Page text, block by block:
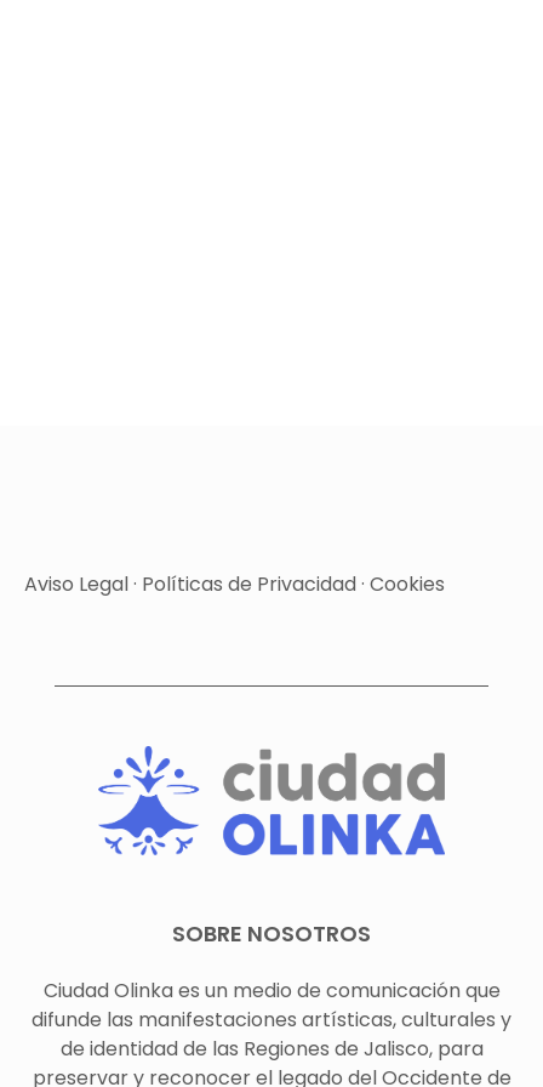
Aviso Legal· Políticas de Privacidad· Cookies
SOBRE NOSOTROS
Ciudad Olinka es un medio de comunicación que
difunde las manifestaciones artísticas, culturales y
de identidad de las Regiones de Jalisco, para
preservar y reconocer el legado del Occidente de